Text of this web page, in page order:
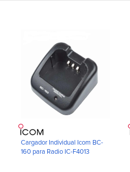
Cargador Individual Icom BC-
160 para Radio IC-F4013